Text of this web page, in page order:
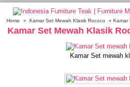
Home » Kamar Set Mewah Klasik Rococo » Kamar
Kamar Set Mewah Klasik
Kamar Set mewah